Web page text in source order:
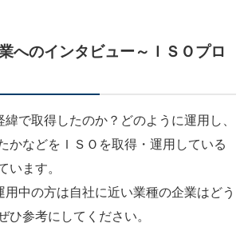
へのインタビュー～ＩＳＯプロ
で取得したのか？どのように運用し、
かなどをＩＳＯを取得・運用している
ます。
中の方は自社に近い業種の企業はどう
ひ参考にしてください。